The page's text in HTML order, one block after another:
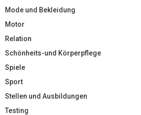
Mode und Bekleidung
Motor
Relation
Schönheits-und Körperpflege
Spiele
Sport
Stellen und Ausbildungen
Testing